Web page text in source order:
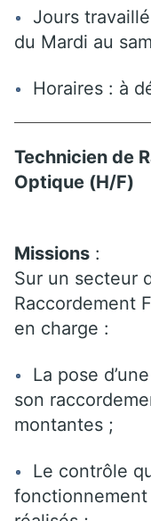
Jours
du Mardi au
Horaires : à
Technicien de
Optique (H/F)
Missions :
Sur un secteur
Raccordement
en charge :
La pose
son
montantes ;
Le contrôle